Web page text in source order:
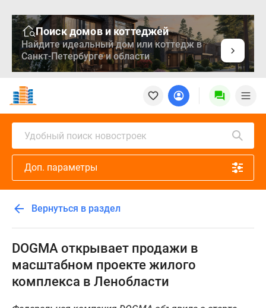
Поиск домов и коттеджей
Найдите идеальный дом или коттедж в
Санкт-Петербурге и области
Новостройки
Квартиры
Ипотека
Медиа
проекте
Контакты
Реклама
сайте
Дзен
Продавцы
застройщики
Удобный поиск новостроек
Доп. параметры
Вернуться в раздел
DOGMA открывает продажи в
масштабном проекте жилого
комплекса в Ленобласти